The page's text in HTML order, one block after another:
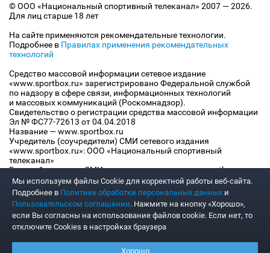
© ООО «Национальный спортивный телеканал» 2007 — 2026.
Для лиц старше 18 лет
На сайте применяются рекомендательные технологии.
Подробнее в Правилах применения рекомендательных
технологий
Средство массовой информации сетевое издание
«www.sportbox.ru» зарегистрировано Федеральной службой
по надзору в сфере связи, информационных технологий
и массовых коммуникаций (Роскомнадзор).
Свидетельство о регистрации средства массовой информации
Эл № ФС77-72613 от 04.04.2018
Название — www.sportbox.ru
Учредитель (соучредители) СМИ сетевого издания
«www.sportbox.ru»: ООО «Национальный спортивный
телеканал»
Главный редактор СМИ сетевого издания «www.sportbox.ru»:
Конов В.А.
Номер телефона редакции СМИ сетевого издания
«www.sportbox.ru»: +7 (495) 653 8419
Адрес электронной почты редакции СМИ сетевого издания
«www.sportbox.ru»: editor@sportbox.ru
Мы используем файлы Сookie для корректной работы веб-сайта.
Подробнее в Политике обработки персональных данных и
Пользовательском соглашении. Нажмите на кнопку «Хорошо»,
если Вы согласны на использование файлов cookie. Если нет, то
отключите Cookies в настройках браузера
Хорошо